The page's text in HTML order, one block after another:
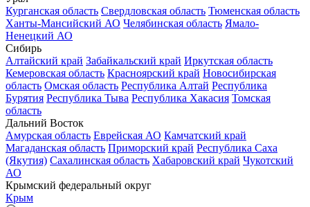
Курганская область Свердловская область Тюменская область
Ханты-Мансийский АО Челябинская область Ямало-
Ненецкий АО
Сибирь
Алтайский край Забайкальский край Иркутская область
Кемеровская область Красноярский край Новосибирская
область Омская область Республика Алтай Республика
Бурятия Республика Тыва Республика Хакасия Томская
область
Дальний Восток
Амурская область Еврейская АО Камчатский край
Магаданская область Приморский край Республика Саха
(Якутия) Сахалинская область Хабаровский край Чукотский
АО
Крымский федеральный округ
Крым